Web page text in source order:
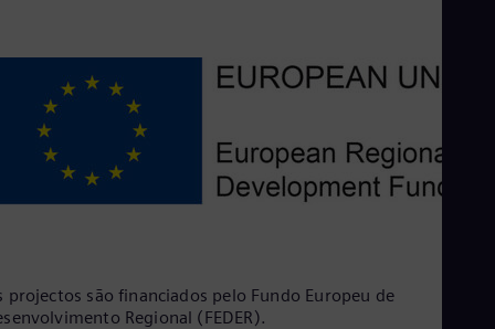
projectos são financiados pelo Fundo Europeu de
Regional (FEDER).